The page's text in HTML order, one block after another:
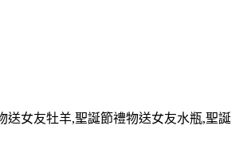
送女友牡羊,聖誕節禮物送女友水瓶,聖誕